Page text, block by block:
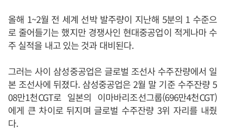
올해 1~2월 전 세계 선박 발주량이 지난해 5분의 1 수준으
로 줄어들기는 했지만 경쟁사인 현대중공업이 적게나마 수
주 실적을 내고 있는 것과 대비된다.
그러는 사이 삼성중공업은 글로벌 조선사 수주잔량에서 일
본 조선사에 뒤졌다. 삼성중공업은 2월 말 기준 수주잔량 5
08만1천CGT로 일본의 이마바리조선그룹(696만4천CGT)
에게 큰 차이로 뒤지며 글로벌 수주잔량 3위 자리를 내줬
다.